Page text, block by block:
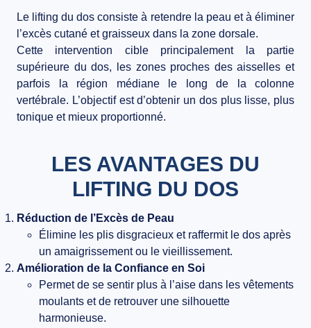
Le lifting du dos consiste à retendre la peau et à éliminer
l’excès cutané et graisseux dans la zone dorsale.
Cette intervention cible principalement la partie
supérieure du dos, les zones proches des aisselles et
parfois la région médiane le long de la colonne
vertébrale. L’objectif est d’obtenir un dos plus lisse, plus
tonique et mieux proportionné.
LES AVANTAGES DU
LIFTING DU DOS
Réduction de l’Excès de Peau
Élimine les plis disgracieux et raffermit le dos après
un amaigrissement ou le vieillissement.
Amélioration de la Confiance en Soi
Permet de se sentir plus à l’aise dans les vêtements
moulants et de retrouver une silhouette
harmonieuse.